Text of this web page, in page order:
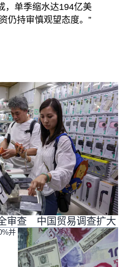
，单季缩水达194亿美
仍持审慎观望态度。”
审查 中国贸易调查扩大
并